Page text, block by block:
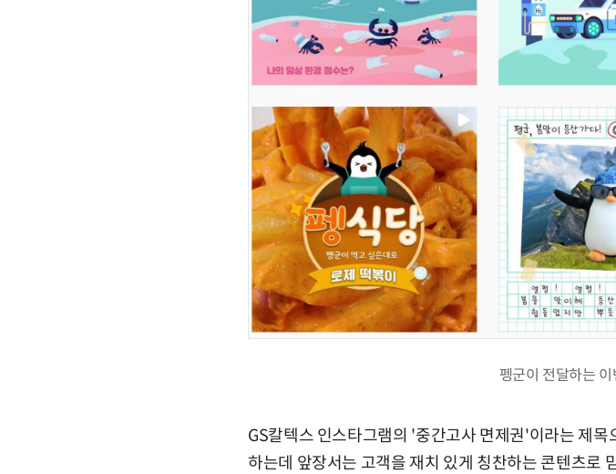
펭군이 전달하는
GS칼텍스 인스타그램의 '중간고사 면제권'이라는 제
하는데 앞장서는 고객을 재치 있게 칭찬하는 콘텐츠로